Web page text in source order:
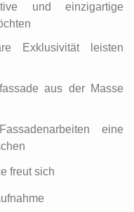
und einzigartige
Exklusivität leisten
aus der Masse
eine
freut sich